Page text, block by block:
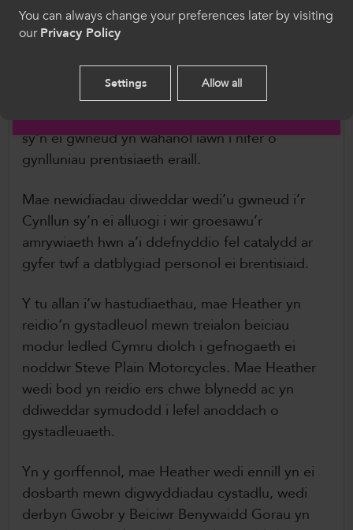
Mae Cynllun Prentisiaeth Valero yn denu ystod
amrywiol o unigolion, tra bod rhai yn gwneud
prentisiaid eisoes wedi cael profiad sylweddol
mewn amrywiaeth eang o sectorau ac mae hyn
yn dod â deinameg unigryw i Brentisiaeth Valero
sy’n ei gwneud yn wahanol iawn i nifer o
gynlluniau prentisiaeth eraill.
Mae newidiadau diweddar wedi’u gwneud i’r
Cynllun sy’n ei alluogi i wir groesawu’r
amrywiaeth hwn a’i ddefnyddio fel catalydd ar
gyfer twf a datblygiad personol ei brentisiaid.
Y tu allan i’w hastudiaethau, mae Heather yn
reidio’n gystadleuol mewn treialon beiciau
modur ledled Cymru diolch i gefnogaeth ei
noddwr Steve Plain Motorcycles. Mae Heather
wedi bod yn reidio ers chwe blynedd ac yn
ddiweddar symudodd i lefel anoddach o
gystadleuaeth.
Yn y gorffennol, mae Heather wedi ennill yn ei
dosbarth mewn digwyddiadau cystadlu, wedi
derbyn Gwobr y Beiciwr Benywaidd Gorau yn
Welcome to CollegesWales
Please select your language preference. By using
English
You can always change your preferences later by visiting
ourPrivacy Policy
Settings Allow all